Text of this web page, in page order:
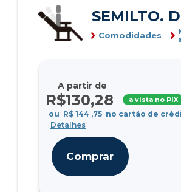
SEMILTO.
Comodidades
A partir de
R$130,28 a vista no PIX
ou R$ 144 ,75 no cartão de
Detalhes
Comprar